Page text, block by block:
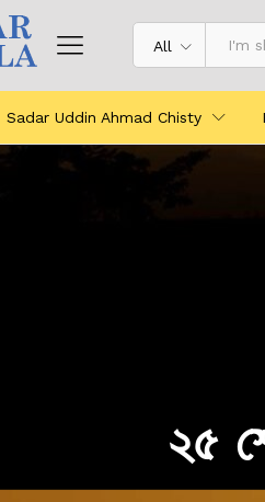
All
Sadar Uddin Ahmad Chisty
২৫